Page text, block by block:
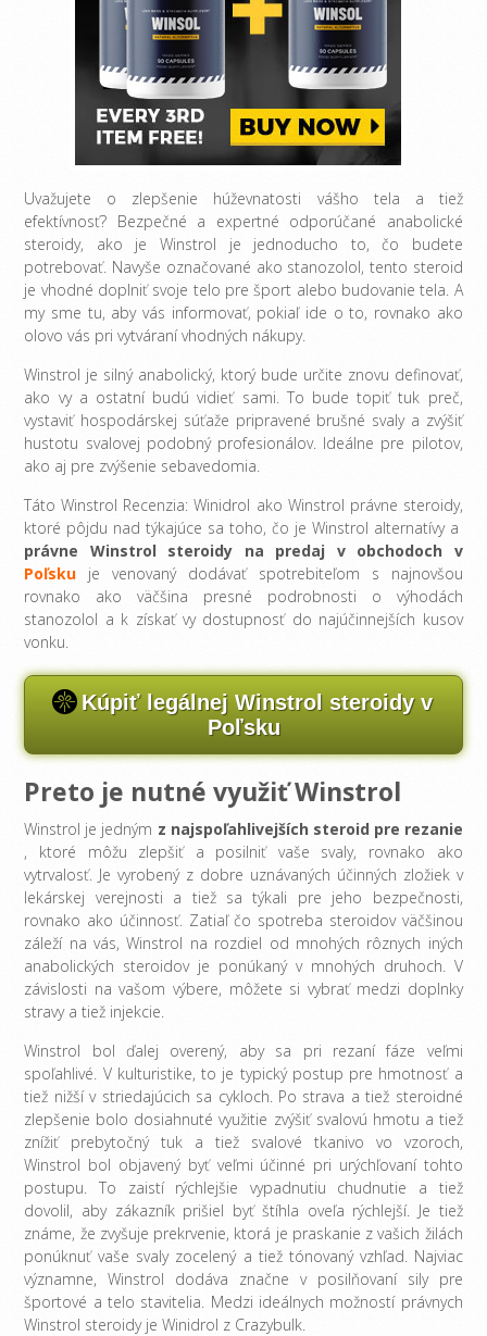
Uvažujete o zlepšenie húževnatosti vášho tela a tiež
efektívnosť? Bezpečné a expertné odporúčané anabolické
steroidy, ako je Winstrol je jednoducho to, čo budete
potrebovať. Navyše označované ako stanozolol, tento steroid
je vhodné doplniť svoje telo pre šport alebo budovanie tela. A
my sme tu, aby vás informovať, pokiaľ ide o to, rovnako ako
olovo vás pri vytváraní vhodných nákupy.
Winstrol je silný anabolický, ktorý bude určite znovu definovať,
ako vy a ostatní budú vidieť sami. To bude topiť tuk preč,
vystaviť hospodárskej súťaže pripravené brušné svaly a zvýšiť
hustotu svalovej podobný profesionálov. Ideálne pre pilotov,
ako aj pre zvýšenie sebavedomia.
Táto Winstrol Recenzia: Winidrol ako Winstrol právne steroidy,
ktoré pôjdu nad týkajúce sa toho, čo je Winstrol alternatívy a
právne Winstrol steroidy na predaj v obchodoch v
Poľsku je venovaný dodávať spotrebiteľom s najnovšou
rovnako ako väčšina presné podrobnosti o výhodách
stanozolol a k získať vy dostupnosť do najúčinnejších kusov
vonku.
Kúpiť legálnej Winstrol steroidy v
Poľsku
Preto je nutné využiť Winstrol
Winstrol je jedným z najspoľahlivejších steroid pre rezanie
, ktoré môžu zlepšiť a posilniť vaše svaly, rovnako ako
vytrvalosť. Je vyrobený z dobre uznávaných účinných zložiek v
lekárskej verejnosti a tiež sa týkali pre jeho bezpečnosti,
rovnako ako účinnosť. Zatiaľ čo spotreba steroidov väčšinou
záleží na vás, Winstrol na rozdiel od mnohých rôznych iných
anabolických steroidov je ponúkaný v mnohých druhoch. V
závislosti na vašom výbere, môžete si vybrať medzi doplnky
stravy a tiež injekcie.
Winstrol bol ďalej overený, aby sa pri rezaní fáze veľmi
spoľahlivé. V kulturistike, to je typický postup pre hmotnosť a
tiež nižší v striedajúcich sa cykloch. Po strava a tiež steroidné
zlepšenie bolo dosiahnuté využitie zvýšiť svalovú hmotu a tiež
znížiť prebytočný tuk a tiež svalové tkanivo vo vzoroch,
Winstrol bol objavený byť veľmi účinné pri urýchľovaní tohto
postupu. To zaistí rýchlejšie vypadnutiu chudnutie a tiež
dovolil, aby zákazník prišiel byť štíhla oveľa rýchlejší. Je tiež
známe, že zvyšuje prekrvenie, ktorá je praskanie z vašich žilách
ponúknuť vaše svaly zocelený a tiež tónovaný vzhľad. Najviac
významne, Winstrol dodáva značne v posilňovaní sily pre
športové a telo stavitelia. Medzi ideálnych možností právnych
Winstrol steroidy je Winidrol z Crazybulk.